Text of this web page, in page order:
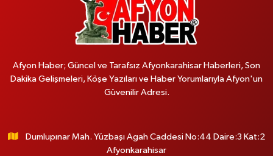
Afyon Haber; Güncel ve Tarafsız Afyonkarahisar Haberleri, Son
Dakika Gelişmeleri, Köşe Yazıları ve Haber Yorumlarıyla Afyon'un
Güvenilir Adresi.
Dumlupınar Mah. Yüzbaşı Agah Caddesi No:44 Daire:3 Kat:2
Afyonkarahisar